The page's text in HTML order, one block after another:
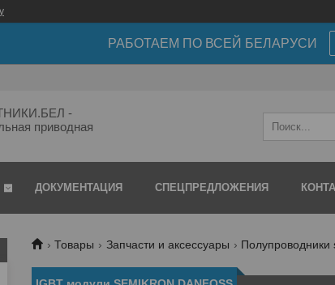
РАБОТАЕМ ПО ВСЕЙ БЕЛАРУСИ
-
приводная
ДОКУМЕНТАЦИЯ СПЕЦПРЕДЛОЖЕНИЯ
Товары Запчасти и аксессуары